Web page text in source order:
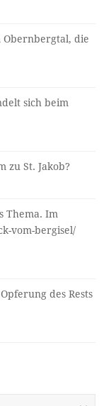
Obernbergtal, die
sich beim
zu St. Jakob?
Thema. Im
vom-bergisel/
des Rests